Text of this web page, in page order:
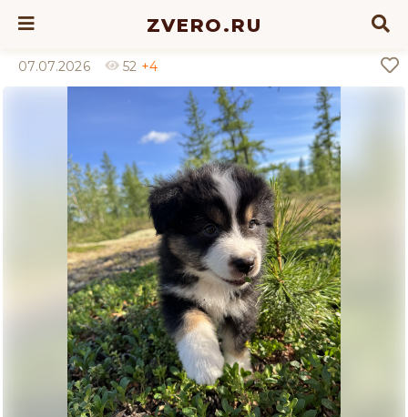
ZVERO.RU
07.07.2026 52 +4